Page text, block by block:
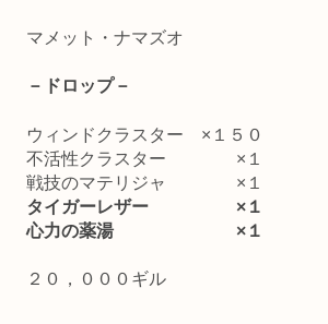
マメット・ナマズオ
－ドロップ－
ウィンドクラスター ×１５０
不活性クラスター ×１
戦技のマテリジャ ×１
タイガーレザー ×１
心力の薬湯 ×１
２０，０００ギル